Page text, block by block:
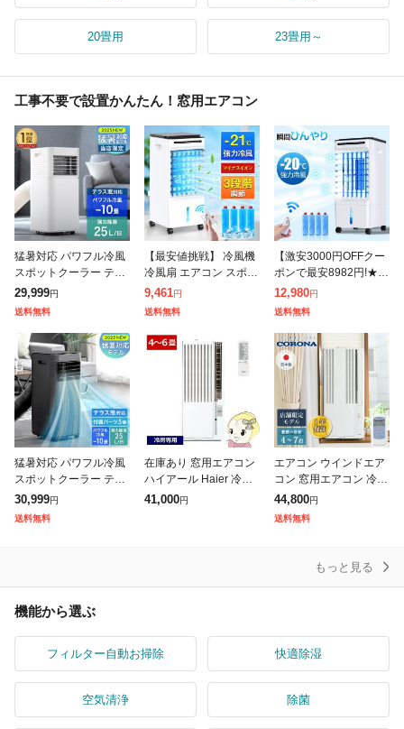
20畳用 23畳用～
工事不要で設置かんたん！窓用エアコン
猛暑対応 パワフル冷風
スポットクーラー テラ
ス窓パネル付 [2.3kW・
25L/日] スポットエアコ
ン ノンドレン 家庭用
冷
29,999円
送料無料
【最安値挑戦】 冷風機
冷風扇 エアコン スポッ
トクーラー 窓用エアコ
ン キャスター付き 工事
不要 強力 大容量 10W
省エネ
9,461円
送料無料
【激安3000円OFFクー
ポンで最安8982円!★
】冷風機 冷風扇 エアコ
ン スポットクーラー 窓
用エアコン キャスター
付き
12,980円
送料無料
猛暑対応 パワフル冷風
スポットクーラー テラ
ス窓パネル付 [2.3kW・
25L/日] ノンドレン 家
30,999円
送料無料
在庫あり 窓用エアコン
ハイアール Haier 冷房
専用 ウィンドエアコン
41,000円
エアコン ウインドエア
コン 窓用エアコン 冷房
専用タイプ (4-7畳) リモ
コン付き リララ ReLaL
44,800円
送料無料
もっと見る
機能から選ぶ
フィルター自動お掃除 快適除湿
空気清浄 除菌